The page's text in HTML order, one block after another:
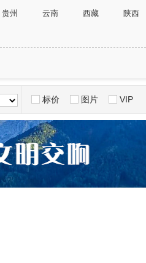
贵州 云南 西藏 陕西
标价 图片 VIP